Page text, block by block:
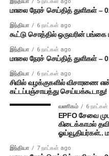
மாலை நேரச் செய்தித் துளிகள் –
இந்தியா 6 நாட்கள் ago
கூட்டு சொத்தில் ஒருவரின்
இந்தியா 6 நாட்கள் ago
மாலை நேரச் செய்தித் துளிகள் –
இந்தியா 6 நாட்கள் ago
சிவில் வழக்குகளில் விசாரணை
கட்டப்பஞ்சாயத்து செய்யக்கூடாது!
வணிகம் 6
EPFO சேவை
கிடைக்காமல்
ஓய்வூதியர்கள்..
இந்தியா 7 நாட்கள் ago